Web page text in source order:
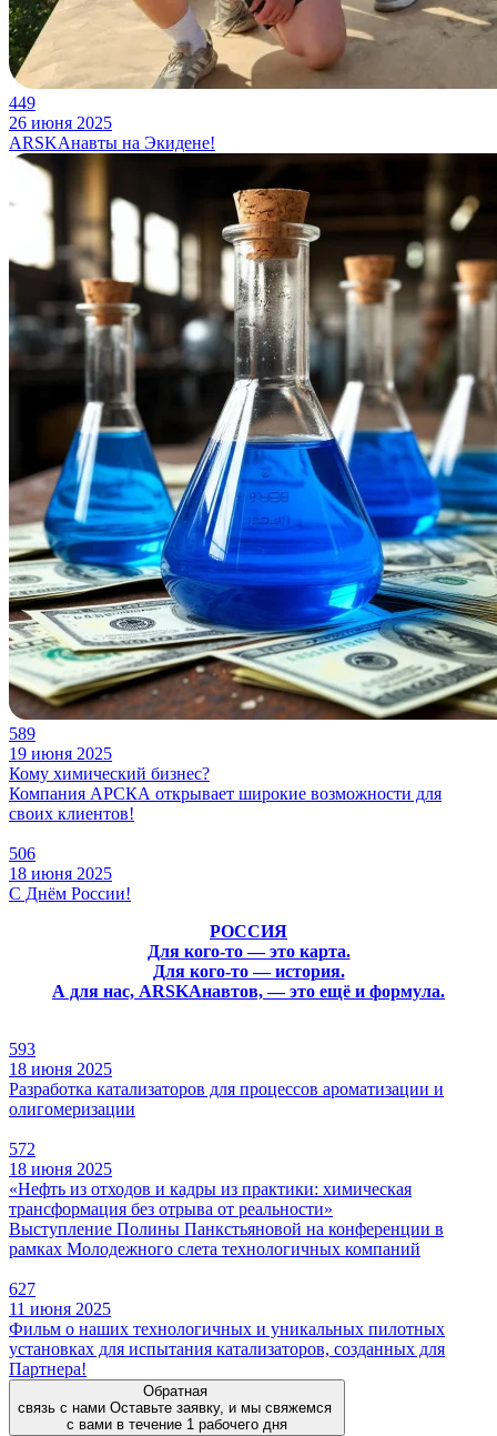
449
26 июня 2025
ARSKAнавты на Экидене!
589
19 июня 2025
Кому химический бизнес?
Компания АРСКА открывает широкие возможности для
своих клиентов!
506
18 июня 2025
С Днём России!
РОССИЯ
Для кого-то — это карта.
Для кого-то — история.
А для нас, ARSKAнавтов, — это ещё и формула.
593
18 июня 2025
Разработка катализаторов для процессов ароматизации и
олигомеризации
572
18 июня 2025
«Нефть из отходов и кадры из практики: химическая
трансформация без отрыва от реальности»
Выступление Полины Панкстьяновой на конференции в
рамках Молодежного слета технологичных компаний
627
11 июня 2025
Фильм о наших технологичных и уникальных пилотных
установках для испытания катализаторов, созданных для
Партнера!
Обратная
связь с нами Оставьте заявку, и мы свяжемся
с вами в течение 1 рабочего дня